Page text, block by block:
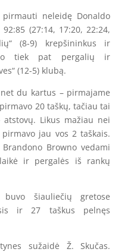
pirmauti neleidę Donaldo
(27:14, 17:20, 22:24,
(8-9) krepšininkus ir
tiek pat pergalių ir
(12-5) klubą.
du kartus – pirmajame
20 taškų, tačiau tai
atstovų. Likus mažiau nei
jau vos 2 taškais.
Browno vedami
ir pergalės iš rankų
buvo šiauliečių gretose
ir 27 taškus pelnęs
sužaidė Ž. Skučas.